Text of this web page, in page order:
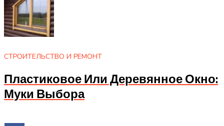
СТРОИТЕЛЬСТВО И РЕМОНТ
Пластиковое Или Деревянное Окно:
Муки Выбора